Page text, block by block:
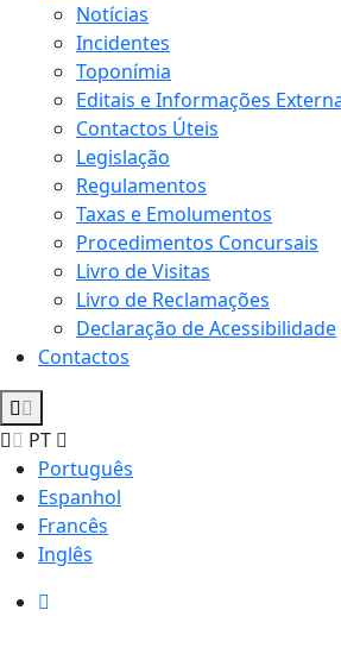
Notícias
Incidentes
Toponímia
Editais e Informações
Contactos Úteis
Legislação
Regulamentos
Taxas e Emolumentos
Procedimentos Concursais
Livro de Visitas
Livro de Reclamações
Declaração de Acessibilidade
Contactos
PT
Português
Espanhol
Francês
Inglês